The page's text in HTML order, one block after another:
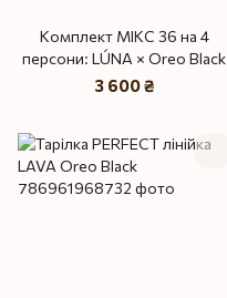
Комплект МІКС 36 на 4
персони: LÚNA × Oreo Black
3 600 ₴